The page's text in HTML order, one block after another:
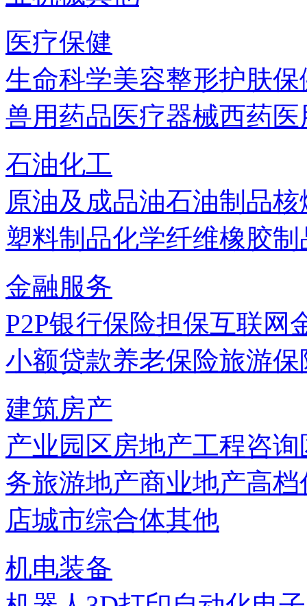
医疗保健
生命科学美容整形护肤保
兽用药品医疗器械西药
石油化工
原油及成品油石油制品核
塑料制品化学纤维橡胶制
金融服务
P2P银行保险担保互联网
小额贷款养老保险旅游保
建筑房产
产业园区房地产工程咨询
务旅游地产商业地产高档
店城市综合体其他
机电装备